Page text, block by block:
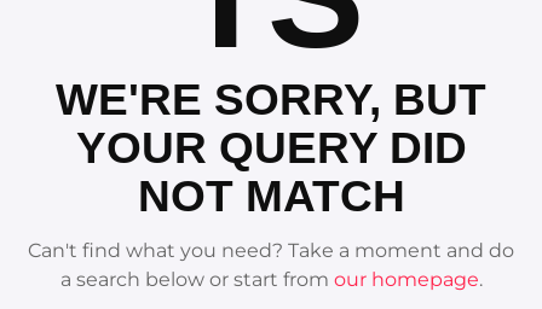
WE'RE SORRY, BUT
YOUR QUERY DID
NOT MATCH
Can't find what you need? Take a moment and do
a search below or start from our homepage.